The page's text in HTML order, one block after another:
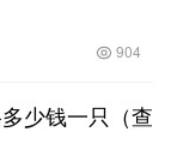
904
少钱一只（查